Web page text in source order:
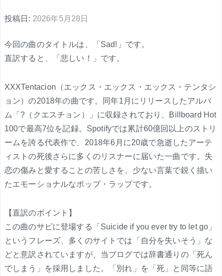
投稿日: 2026年5月28日
今回の曲のタイトルは、「Sad!」です。
直訳すると、「悲しい！」です。
XXXTentacion（エックス・エックス・エックス・テンタシ
ョン）の2018年の曲です。同年1月にリリースしたアルバ
ム「?（クエスチョン）」に収録されており、Billboard Hot
100で最高7位を記録。Spotifyでは累計60億回以上のストリ
ームを誇る代表作で、2018年6月に20歳で急逝したアーテ
ィストの死後さらに多くのリスナーに届いた一曲です。失
恋の傷みと愛することの苦しさを、少ない言葉で鋭く描い
たエモーショナルなポップ・ラップです。
【直訳のポイント】
この曲のサビに登場する「Suicide if you ever try to let go」
というフレーズ、多くのサイトでは「自分を失いそう」な
どと意訳されていますが、当ブログでは辞書通りの「死ん
でしまう」を採用しました。「別れ」を「死」と同等に語